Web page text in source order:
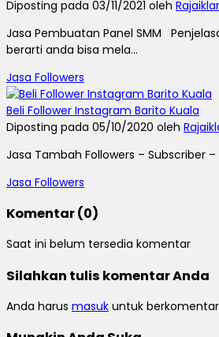
Diposting pada 03/11/2021 oleh
Jasa Pembuatan Panel SMM
berarti anda bisa mela...
Jasa Followers
Beli Follower Instagram Barito Kuala
Diposting pada 05/10/2020 oleh
Jasa Tambah Followers – Subscriber
Jasa Followers
Komentar (0)
Saat ini belum tersedia komentar
Silahkan tulis komentar Anda
Anda harus masuk untuk